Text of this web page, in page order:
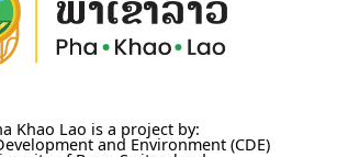
Khao Lao is a project by:
and Environment (CDE)